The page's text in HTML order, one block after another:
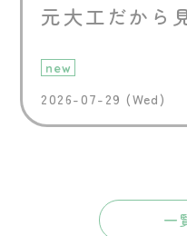
元大工だから
new
2026-07-29 (Wed)
一